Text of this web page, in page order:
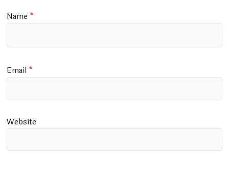
Name *
Email *
Website